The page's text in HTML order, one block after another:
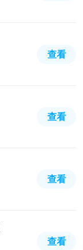
查看
查看
查看
查看